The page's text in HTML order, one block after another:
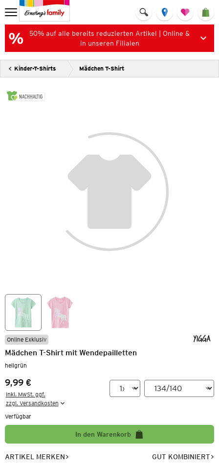
50% auf alle bereits reduzierten Artikel | Online &
in unseren Filialen
Kinder-T-Shirts Mädchen T-Shirt
NACHHALTIG
Online Exklusiv
Mädchen T-Shirt mit Wendepailletten
hellgrün
Preis:
9,99 €
inkl. MwSt. ggf.
zzgl. Versandkosten
Verfügbar
In den Warenkorb
ARTIKEL MERKEN GUT KOMBINIERT